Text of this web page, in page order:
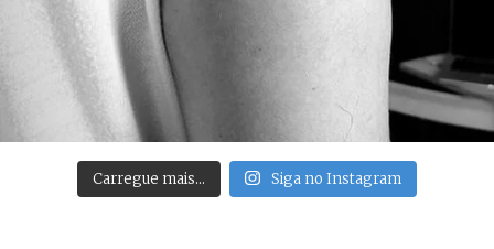
Carregue mais… Siga no Instagram